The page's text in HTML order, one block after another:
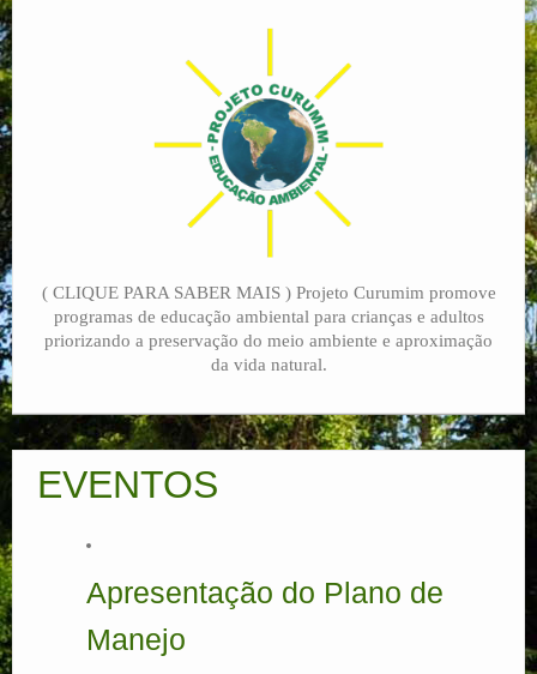
( CLIQUE PARA SABER MAIS ) Projeto Curumim promove
programas de educação ambiental para crianças e adultos
priorizando a preservação do meio ambiente e aproximação
da vida natural.
EVENTOS
Apresentação do Plano de
Manejo